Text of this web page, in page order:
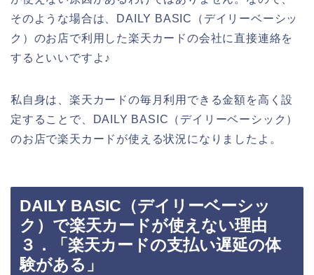
そのような場合は、DAILY BASIC（デイリーベーシッ
ク）のお店で利用した楽天カードの会社に直接連絡を
するといいですよ♪
私自身は、楽天カードの毎月利用できる金額を高く設
定することで、DAILY BASIC（デイリーベーシック）
のお店で楽天カードが使える状況になりましたよ。
DAILY BASIC（デイリーベーシッ
ク）で楽天カードが使えない理由
３．「楽天カードの支払い遅延の体
験がある」